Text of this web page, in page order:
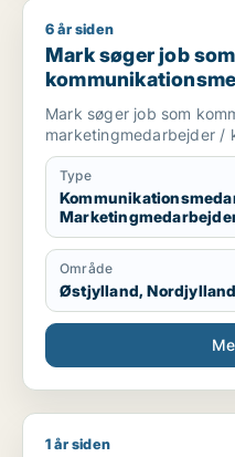
Mark søger job som
6 år siden
Mark søger job som
medarbejder
Mark søger job som
marketingmedarbejder /
Type
Område
Østjylland,
Tom søger job som
1 år siden